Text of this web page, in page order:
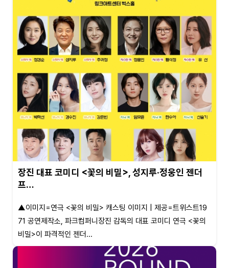
장진 대표 코미디 <꽃의 비밀>, 성지루·정웅인 젠더
프…
▲이미지=연극 <꽃의 비밀> 캐스팅 이미지 | 제공=트위스트19
71 공연제작소, 파크컴퍼니장진 감독의 대표 코미디 연극 <꽃의
비밀>이 파격적인 젠더...